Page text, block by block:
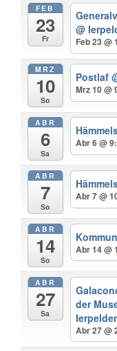
FEB
23
Fr
@
Feb 23 @
MRZ
10
So
Postlaf
Mrz 10 @
ABR
6
Sa
Abr 6 @
ABR
7
So
Abr 7 @
ABR
14
So
Abr 14 @
ABR
27
Sa
der
Abr 27 @